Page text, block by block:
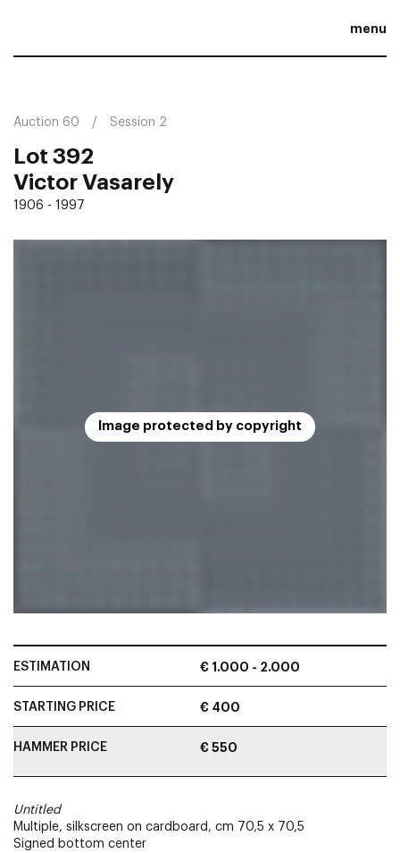
menu
Auction 60 Session 2
Lot 392
Victor Vasarely
1906 - 1997
Image protected by copyright
ESTIMATION € 1.000 - 2.000
STARTING PRICE € 400
HAMMER PRICE € 550
Untitled
Multiple, silkscreen on cardboard, cm 70,5 x 70,5
Signed bottom center